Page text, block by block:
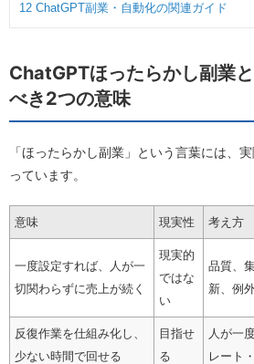
12 ChatGPT副業・自動化の関連ガイド
ChatGPTほったらかし副業
べき2つの意味
「ほったらかし副業」という言葉には、
っています。
意味 現実性 考え方
一度設定すれば、人が一
切関わらずに売上が続く
現実的
ではな
い
品質、
新、例
反復作業を仕組み化し、
少ない時間で回せる
目指せ
る
人が一
レート